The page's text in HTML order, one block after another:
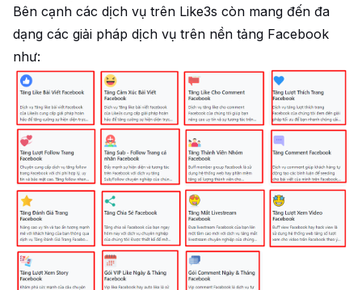
Bên cạnh các dịch vụ trên Like3s còn mang đến đa
dạng các giải pháp dịch vụ trên nền tảng Facebook
như: